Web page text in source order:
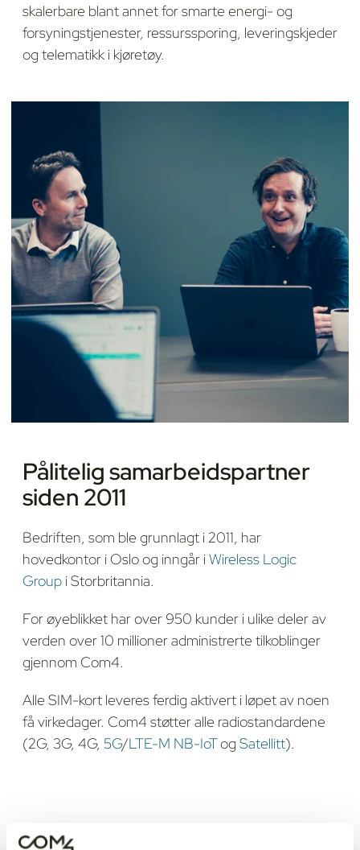
skalerbare blant annet for smarte energi- og
forsyningstjenester, ressurssporing, leveringskjeder
og telematikk i kjøretøy.
Pålitelig samarbeidspartner
siden 2011
Bedriften, som ble grunnlagt i 2011, har
hovedkontor i Oslo og inngår iWireless Logic
Group i Storbritannia.
For øyeblikket har over 950 kunder i ulike deler av
verden over 10 millioner administrerte tilkoblinger
gjennom Com4.
Alle SIM-kort leveres ferdig aktivert i løpet av noen
få virkedager. Com4 støtter alle radiostandardene
(2G, 3G, 4G, 5G/LTE-M NB-IoTog Satellitt).